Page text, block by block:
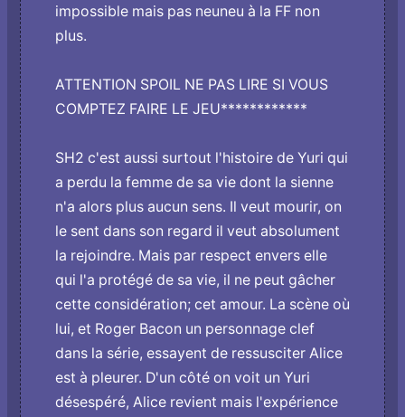
impossible mais pas neuneu à la FF non
plus.
ATTENTION SPOIL NE PAS LIRE SI VOUS
COMPTEZ FAIRE LE JEU************
SH2 c'est aussi surtout l'histoire de Yuri qui
a perdu la femme de sa vie dont la sienne
n'a alors plus aucun sens. Il veut mourir, o­n
le sent dans son regard il veut absolument
la rejoindre. Mais par respect envers elle
qui l'a protégé de sa vie, il ne peut gâcher
cette considération; cet amour. La scène où
lui, et Roger Bacon un personnage clef
dans la série, essayent de ressusciter Alice
est à pleurer. D'un côté o­n voit un Yuri
désespéré, Alice revient mais l'expérience